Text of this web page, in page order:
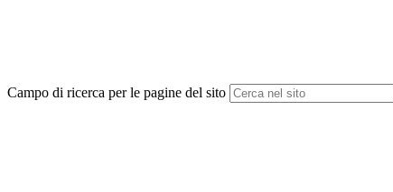
Campo di ricerca per le pagine del sito